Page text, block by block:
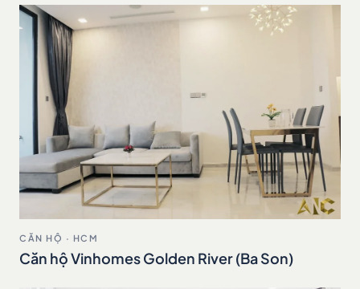
CĂN HỘ · HCM
Căn hộ Vinhomes Golden River (Ba Son)